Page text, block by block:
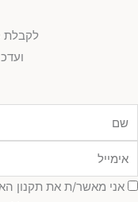
לקבלת
הסכמה
אני מאשר/ת את תקנון